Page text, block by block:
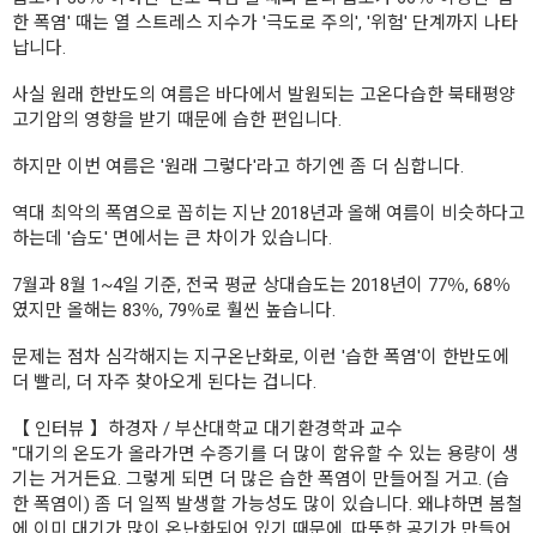
한 폭염' 때는 열 스트레스 지수가 '극도로 주의', '위험' 단계까지 나타
납니다.
사실 원래 한반도의 여름은 바다에서 발원되는 고온다습한 북태평양
고기압의 영향을 받기 때문에 습한 편입니다.
하지만 이번 여름은 '원래 그렇다'라고 하기엔 좀 더 심합니다.
역대 최악의 폭염으로 꼽히는 지난 2018년과 올해 여름이 비슷하다고
하는데 '습도' 면에서는 큰 차이가 있습니다.
7월과 8월 1~4일 기준, 전국 평균 상대습도는 2018년이 77％, 68％
였지만 올해는 83％, 79％로 훨씬 높습니다.
문제는 점차 심각해지는 지구온난화로, 이런 '습한 폭염'이 한반도에
더 빨리, 더 자주 찾아오게 된다는 겁니다.
【 인터뷰 】하경자 / 부산대학교 대기환경학과 교수
"대기의 온도가 올라가면 수증기를 더 많이 함유할 수 있는 용량이 생
기는 거거든요. 그렇게 되면 더 많은 습한 폭염이 만들어질 거고. (습
한 폭염이) 좀 더 일찍 발생할 가능성도 많이 있습니다. 왜냐하면 봄철